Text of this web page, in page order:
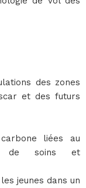
des zones
et des futurs
liées au
de soins et
jeunes dans un